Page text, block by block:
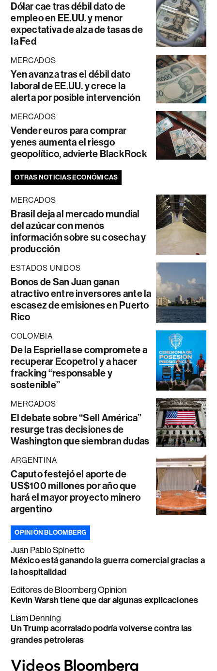
Dólar cae tras débil dato de
empleo en EE.UU. y menor
expectativa de alza de tasas de
la Fed
MERCADOS
Yen avanza tras el débil dato
laboral de EE.UU. y crece la
alerta por posible intervención
MERCADOS
Vender euros para comprar
yenes aumenta el riesgo
geopolítico, advierte BlackRock
OTRAS NOTICIAS ECONÓMICAS
MERCADOS
Brasil deja al mercado mundial
del azúcar con menos
información sobre su cosecha y
producción
ESTADOS UNIDOS
Bonos de San Juan ganan
atractivo entre inversores ante la
escasez de emisiones en Puerto
Rico
COLOMBIA
De la Espriella se compromete a
recuperar Ecopetrol y a hacer
fracking “responsable y
sostenible”
MERCADOS
El debate sobre “Sell América”
resurge tras decisiones de
Washington que siembran dudas
ARGENTINA
Caputo festejó el aporte de
US$100 millones por año que
hará el mayor proyecto minero
argentino
OPINIÓN BLOOMBERG
Juan Pablo Spinetto
México está ganando la guerra comercial gracias a
la hospitalidad
Editores de Bloomberg Opinion
Kevin Warsh tiene que dar algunas explicaciones
Liam Denning
Un Trump acorralado podría volverse contra las
grandes petroleras